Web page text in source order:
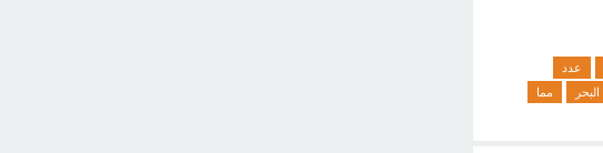
عدد
البحر
مما